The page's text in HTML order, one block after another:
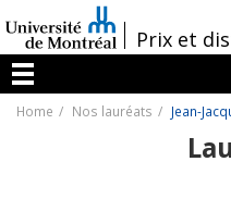
au
contenu
/Prix et
Menu
Home Nos lauréats Jean-